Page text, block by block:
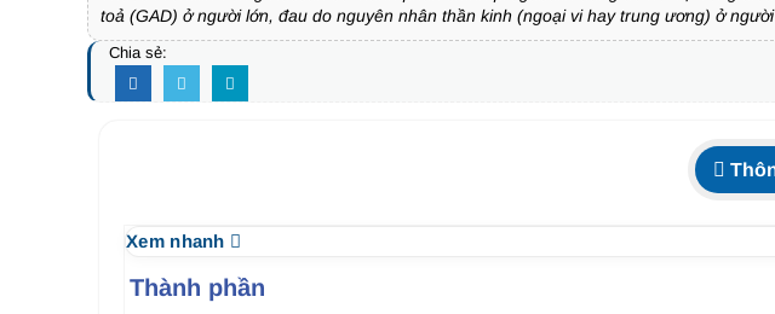
toả (GAD) ở người lớn, đau do nguyên nhân thần kinh (ngoại vi hay trung ương) ở
Chia sẻ:
Xem nhanh
Thành phần